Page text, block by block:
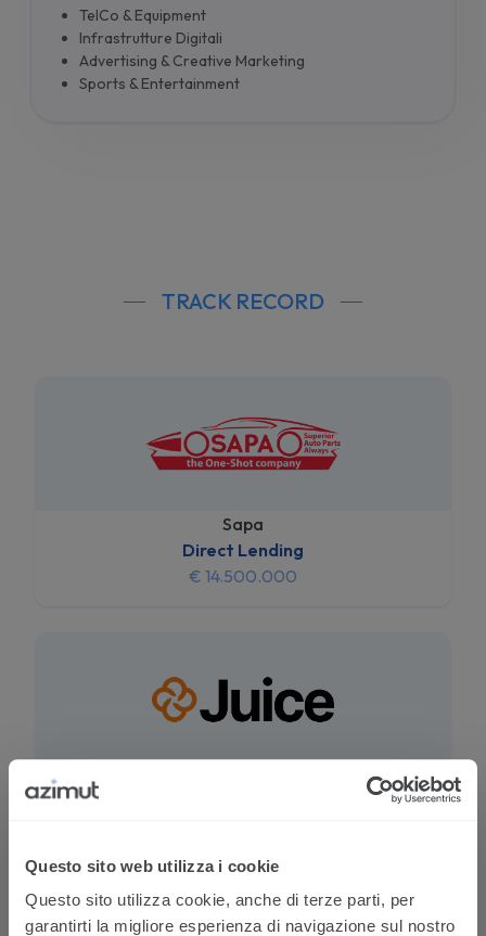
Questo sito web utilizza i cookie
Questo sito utilizza cookie, anche di terze parti, per
garantirti la migliore esperienza di navigazione sul nostro
TelCo & Equipment
Infrastrutture Digitali
Advertising & Creative Marketing
Sports & Entertainment
TRACK RECORD
Sapa
Direct Lending
€ 14.500.000